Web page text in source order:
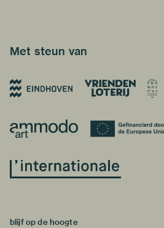
Met steun van
blijf op de hoogte